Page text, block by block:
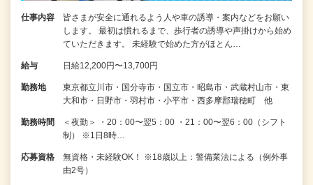
仕事内容
皆さまが安全に通れるよう人や車の誘導・案内などをお願い
します。 最初は慣れるまで、歩行者の誘導や声掛けから始め
ていただきます。 未経験で始めた方がほとん…
給与 日給12,200円〜13,700円
勤務地
東京都立川市・国分寺市・国立市・昭島市・武蔵村山市・東
大和市・日野市・羽村市・小平市・西多摩郡瑞穂町 他
勤務時間
＜夜勤＞ ・20：00〜翌5：00 ・21：00〜翌6：00（シフト
制） ※1日8時…
応募資格
無資格・未経験OK！ ※18歳以上：警備業法による（例外事
由2号）